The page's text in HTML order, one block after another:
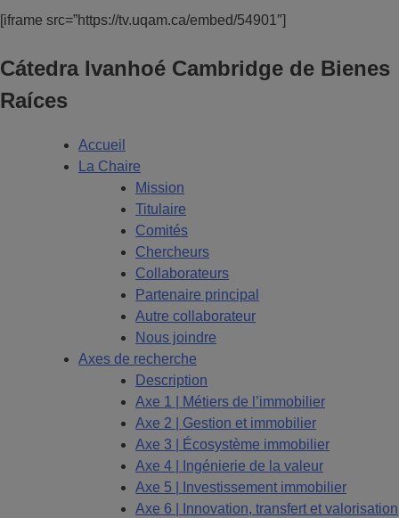
[iframe src=”https://tv.uqam.ca/embed/54901″]
Cátedra Ivanhoé Cambridge de Bienes
Raíces
Accueil
La Chaire
Mission
Titulaire
Comités
Chercheurs
Collaborateurs
Partenaire principal
Autre collaborateur
Nous joindre
Axes de recherche
Description
Axe 1 | Métiers de l’immobilier
Axe 2 | Gestion et immobilier
Axe 3 | Écosystème immobilier
Axe 4 | Ingénierie de la valeur
Axe 5 | Investissement immobilier
Axe 6 | Innovation, transfert et valorisation